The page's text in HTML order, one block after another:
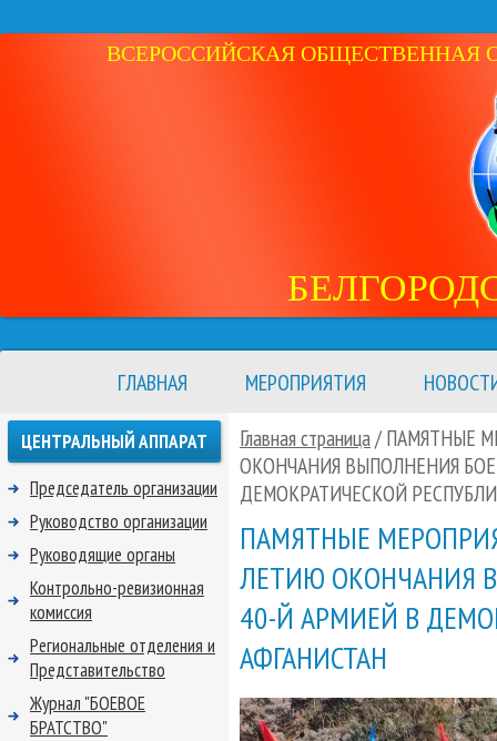
ВСЕРОССИЙСКАЯ ОБЩЕСТВЕННАЯ
ГЛАВНАЯ МЕРОПРИЯТИЯ
Главная страница/ ПАМЯТНЫЕ
ОКОНЧАНИЯ ВЫПОЛНЕНИЯ
ДЕМОКРАТИЧЕСКОЙ
ПАМЯТНЫЕ
ЛЕТИЮ ОКОНЧАНИЯ
40-Й АРМИЕЙ В
АФГАНИСТАН
ЦЕНТРАЛЬНЫЙ АППАРАТ
Председатель организации
Руководство организации
Руководящие органы
Контрольно-ревизионная
комиссия
Региональные отделения и
Представительство
Журнал "БОЕВОЕ
БРАТСТВО"